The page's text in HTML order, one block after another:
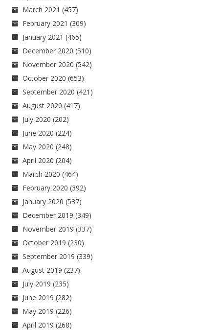
March 2021 (457)
February 2021 (309)
January 2021 (465)
December 2020 (510)
November 2020 (542)
October 2020 (653)
September 2020 (421)
August 2020 (417)
July 2020 (202)
June 2020 (224)
May 2020 (248)
April 2020 (204)
March 2020 (464)
February 2020 (392)
January 2020 (537)
December 2019 (349)
November 2019 (337)
October 2019 (230)
September 2019 (339)
August 2019 (237)
July 2019 (235)
June 2019 (282)
May 2019 (226)
April 2019 (268)